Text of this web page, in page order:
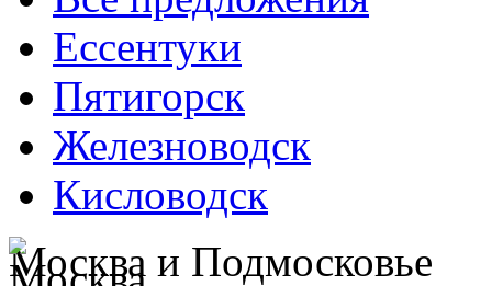
Ессентуки
Пятигорск
Железноводск
Кисловодск
Москва и Подмосковье